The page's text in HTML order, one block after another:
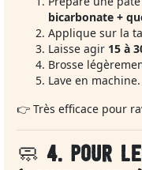
bicarbonate +
Applique sur la
Laisse agir 15 à
Brosse
Lave en machine.
👉 Très efficace pour
🧼 4. POUR